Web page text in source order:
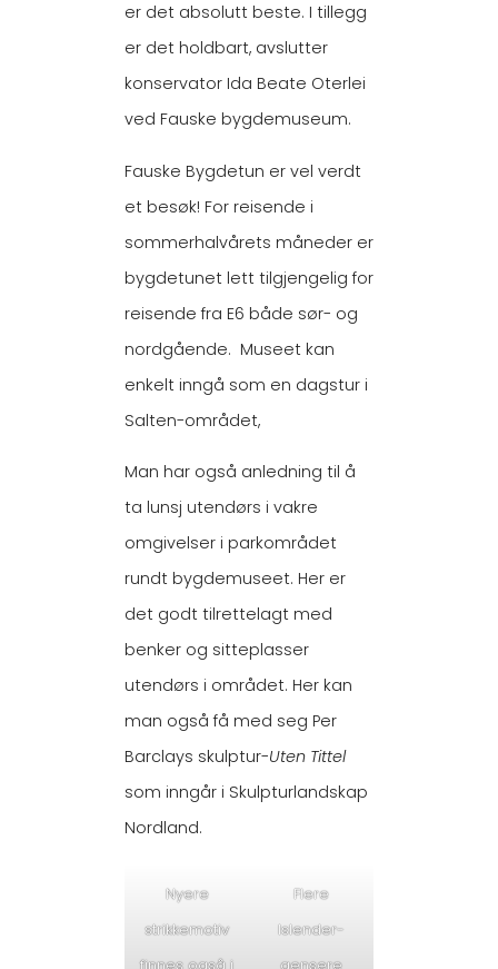
er det absolutt beste. I tillegg
er det holdbart, avslutter
konservator Ida Beate Oterlei
ved Fauske bygdemuseum.
Fauske Bygdetun er vel verdt
et besøk! For reisende i
sommerhalvårets måneder er
bygdetunet lett tilgjengelig for
reisende fra E6 både sør- og
nordgående. Museet kan
enkelt inngå som en dagstur i
Salten-området,
Man har også anledning til å
ta lunsj utendørs i vakre
omgivelser i parkområdet
rundt bygdemuseet. Her er
det godt tilrettelagt med
benker og sitteplasser
utendørs i området. Her kan
man også få med seg Per
Barclays skulptur-Uten Tittel
som inngår i Skulpturlandskap
Nordland.
Nyere
strikkemotiv
finnes også i
Flere
Islender-
gensere